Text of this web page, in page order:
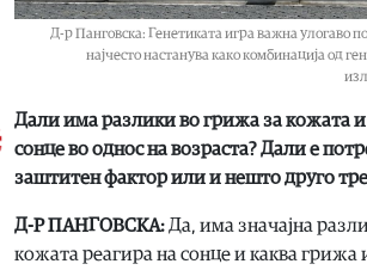
Д-р Панговска: Генетиката игра важна улогаво
најчесто настанува како комбинација од
Дали има разлики во грижа за кожата
сонце во однос на возраста? Дали е
заштитен фактор или и нешто друго
Д-Р ПАНГОВСКА:Да, има значајна
кожата реагира на сонце и каква грижа